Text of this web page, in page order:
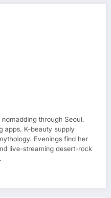
through Seoul.
apps, K-beauty supply
Evenings find her
live-streaming desert-rock